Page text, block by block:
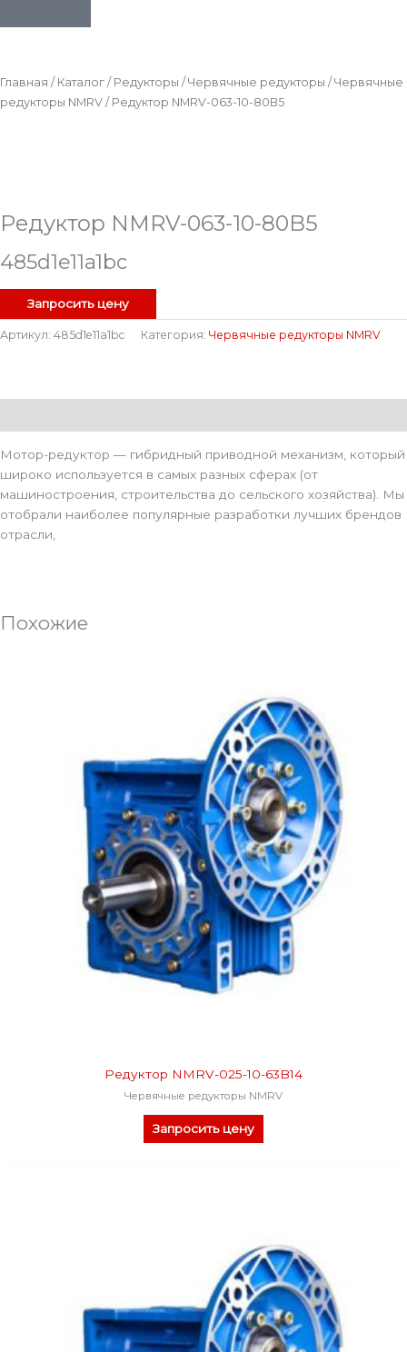
Главная / Каталог / Редукторы /Червячные редукторы /Червячные
редукторы NMRV / Редуктор NMRV-063-10-80B5
Редуктор NMRV-063-10-80B5
485d1e11a1bc
Запросить цену
Артикул: 485d1e11a1bc Категория: Червячные редукторы NMRV
Мотор-редуктор — гибридный приводной механизм, который
широко используется в самых разных сферах (от
машиностроения, строительства до сельского хозяйства). Мы
отобрали наиболее популярные разработки лучших брендов
отрасли,
Похожие
Редуктор NMRV-025-10-63B14
Червячные редукторы NMRV
Запросить цену